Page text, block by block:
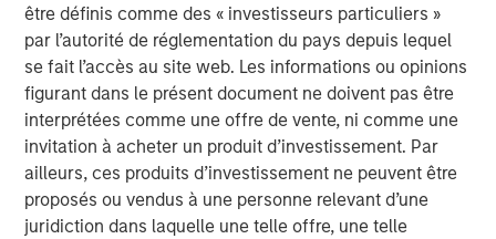
être définis comme des « investisseurs particuliers »
par l’autorité de réglementation du pays depuis lequel
se fait l’accès au site web. Les informations ou opinions
figurant dans le présent document ne doivent pas être
interprétées comme une offre de vente, ni comme une
invitation à acheter un produit d’investissement. Par
ailleurs, ces produits d’investissement ne peuvent être
proposés ou vendus à une personne relevant d’une
juridiction dans laquelle une telle offre, une telle
Télécharger le PDF
Counterpoint Global
Counterpoint Global’s culture fosters collaboration,
creativity, continued development and differentiated
thinking.